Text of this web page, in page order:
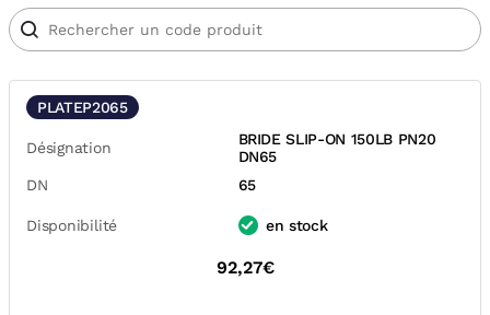
PLATEP2065
Désignation
BRIDE SLIP-ON 150LB PN20
DN65
DN
65
Disponibilité en stock
92,27€